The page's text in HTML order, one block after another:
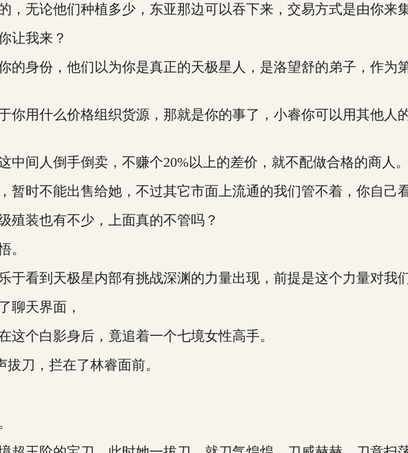
论他们种植多少，东亚那边可以吞下来，交易方式是由你来
让我来？
身份，他们以为你是真正的天极星人，是洛望舒的弟子，作为
用什么价格组织货源，那就是你的事了，小睿你可以用其他人
间人倒手倒卖，不赚个20%以上的差价，就不配做合格的商人。
时不能出售给她，不过其它市面上流通的我们管不着，你自己看
装也有不少，上面真的不管吗？
。
看到天极星内部有挑战深渊的力量出现，前提是这个力量对我们
天界面，
个白影身后，竟追着一个七境女性高手。
刀，拦在了林睿面前。